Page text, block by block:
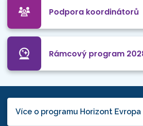
Podpora koordinátorů
Rámcový program
Více o programu Horizont Evropa